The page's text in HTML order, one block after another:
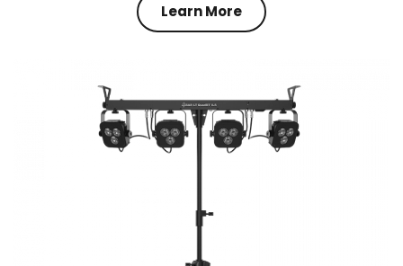
Learn More